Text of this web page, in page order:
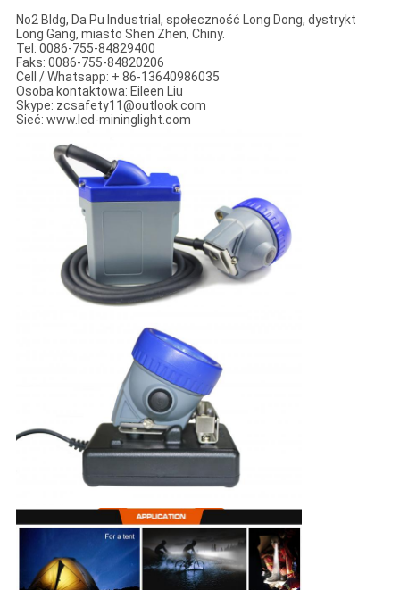
No2 Bldg, Da Pu Industrial, społeczność Long Dong, dystrykt
Long Gang, miasto Shen Zhen, Chiny.
Tel: 0086-755-84829400
Faks: 0086-755-84820206
Cell / Whatsapp: + 86-13640986035
Osoba kontaktowa: Eileen Liu
Skype: zcsafety11@outlook.com
Sieć: www.led-mininglight.com